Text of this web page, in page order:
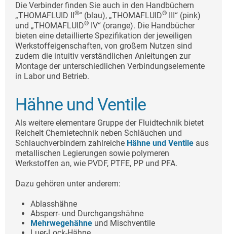
Die Verbinder finden Sie auch in den Handbüchern
„THOMAFLUID II®“ (blau), „THOMAFLUID® III“ (pink)
und „THOMAFLUID® IV“ (orange). Die Handbücher
bieten eine detaillierte Spezifikation der jeweiligen
Werkstoffeigenschaften, von großem Nutzen sind
zudem die intuitiv verständlichen Anleitungen zur
Montage der unterschiedlichen Verbindungselemente
in Labor und Betrieb.
Hähne und Ventile
Als weitere elementare Gruppe der Fluidtechnik bietet
Reichelt Chemietechnik neben Schläuchen und
Schlauchverbindern zahlreiche Hähne und Ventile aus
metallischen Legierungen sowie polymeren
Werkstoffen an, wie PVDF, PTFE, PP und PFA.
Dazu gehören unter anderem:
Ablasshähne
Absperr- und Durchgangshähne
Mehrwegehähne und Mischventile